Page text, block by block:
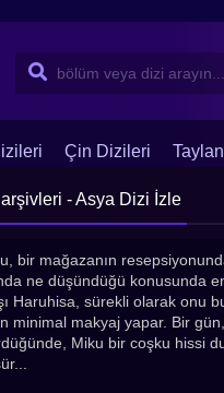
Çin Dizileri
- Asya Dizi İzle
bir mağazanın
ne düşündüğü konusunda
Haruhisa, sürekli olarak onu
minimal makyaj yapar. Bir
Miku bir coşku hissi